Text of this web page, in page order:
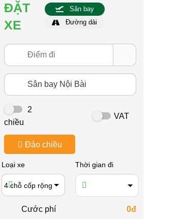
ĐẶT
XE
Sân bay
Đường dài
2
chiều
VAT
Đảo chiều
Loại xe
4 chỗ cốp rộng
Thời gian đi
Cước phí 0đ